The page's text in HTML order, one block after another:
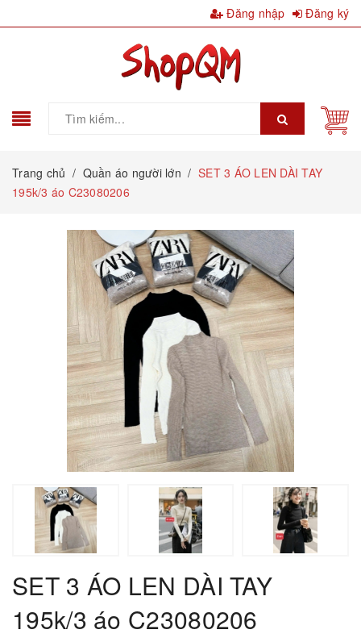
Đăng nhập Đăng ký
Trang chủ / Quần áo người lớn / SET 3 ÁO LEN DÀI TAY
195k/3 áo C23080206
SET 3 ÁO LEN DÀI TAY
195k/3 áo C23080206